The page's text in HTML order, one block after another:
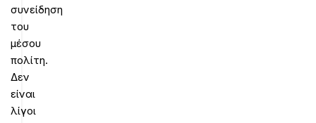
συνείδηση
του
μέσου
πολίτη.
Δεν
είναι
λίγοι